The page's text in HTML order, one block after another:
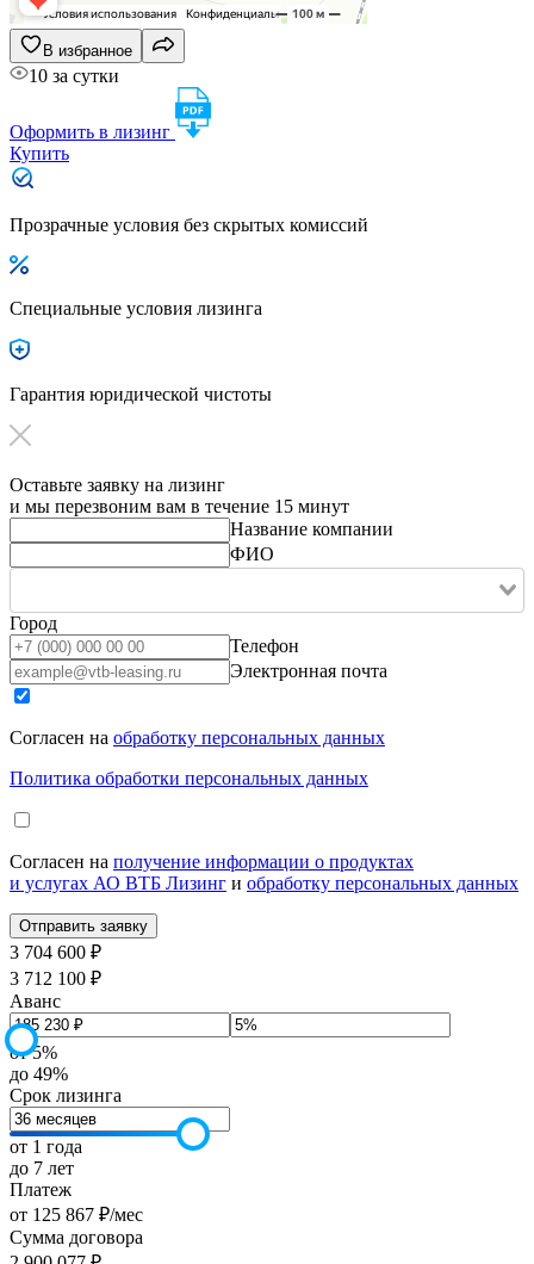
В избранное
10 за сутки
Оформить в лизинг
Купить
Прозрачные условия без скрытых комиссий
Специальные условия лизинга
Гарантия юридической чистоты
Оставьте заявку на лизинг
и мы перезвоним вам в течение 15 минут
Название компании
ФИО
Город
Телефон
Электронная почта
Согласен на обработку персональных данных
Политика обработки персональных данных
Согласен на получение информации о продуктах
и услугах АО ВТБ Лизинг и обработку персональных данных
3 704 600 ₽
3 712 100 ₽
Аванс
от 5%
до 49%
Срок лизинга
от 1 года
до 7 лет
Платеж
от 125 867 ₽/мес
Сумма договора